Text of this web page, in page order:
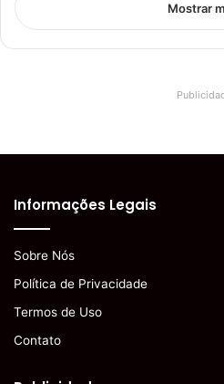
Mostrar
Informações Legais
Sobre Nós
Política de Privacidade
Termos de Uso
Contato